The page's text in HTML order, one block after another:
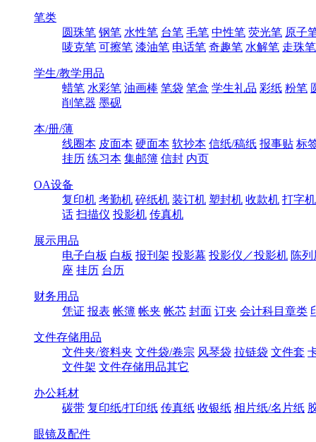
笔类
圆珠笔 钢笔 水性笔 台笔 毛笔 中性笔 荧光笔 原子
唛克笔 可擦笔 漆油笔 电话笔 奇趣笔 水解笔 走珠笔
学生/教学用品
蜡笔 水彩笔 油画棒 笔袋 笔盒 学生礼品 彩纸 粉笔
削笔器 墨砚
本/册/薄
线圈本 皮面本 硬面本 软抄本 信纸/稿纸 报事贴 标
挂历 练习本 集邮簿 信封 内页
OA设备
复印机 考勤机 碎纸机 装订机 塑封机 收款机 打字机
话 扫描仪 投影机 传真机
展示用品
电子白板 白板 报刊架 投影幕 投影仪／投影机 陈
座 挂历 台历
财务用品
凭证 报表 帐簿 帐夹 帐芯 封面 订夹 会计科目章类
文件存储用品
文件夹/资料夹 文件袋/卷宗 风琴袋 拉链袋 文件套
文件架 文件存储用品其它
办公耗材
碳带 复印纸/打印纸 传真纸 收银纸 相片纸/名片纸
眼镜及配件